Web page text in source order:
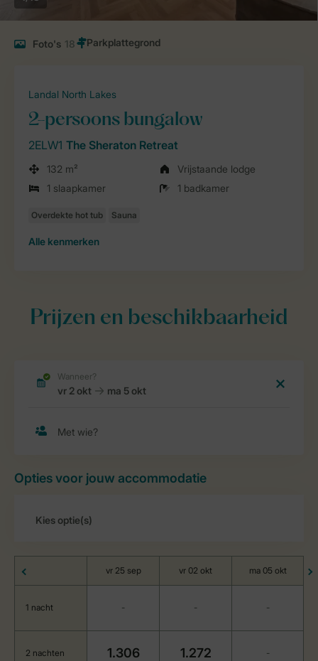
Foto's 18
Landal North Lakes
2-persoons bungalow
2ELW1 The Sheraton Retreat
132 m²
Vrijstaande lodge
1 slaapkamer
1 badkamer
Alle kenmerken
Prijzen en beschikbaarheid
Opties voor jouw accommodatie
vr 25 sep vr 02 okt ma 05 okt
1 nacht - - -
2 nachten 1.306 1.272 -